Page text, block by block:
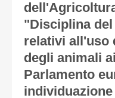
"Disciplina
relativi all'uso
degli animali
Parlamento